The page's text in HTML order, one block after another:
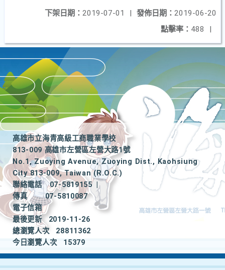
發佈日期： 2019-06-20
下架日期： 2019-07-01
|
點擊率： 488 |
高雄市立海青高級工商職業學校
813-009 高雄市左營區左營大路1號
No.1, Zuoying Avenue, Zuoying Dist., Kaohsiung
City 813-009, Taiwan (R.O.C.)
聯絡電話
07-5819155
|
傳真
07-5810087
電子信箱
最後更新
2019-11-26
總瀏覽人次
28811362
今日瀏覽人次
15379